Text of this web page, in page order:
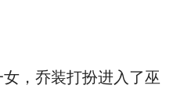
乔装打扮进入了巫